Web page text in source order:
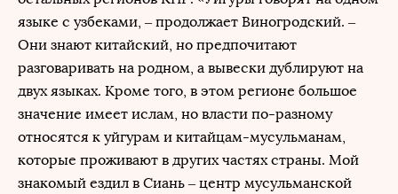
языке с узбеками, – продолжает Виногродский. –
Они знают китайский, но предпочитают
разговаривать на родном, а вывески дублируют на
двух языках. Кроме того, в этом регионе большое
значение имеет ислам, но власти по-разному
относятся к уйгурам и китайцам-мусульманам,
которые проживают в других частях страны. Мой
знакомый ездил в Сиань – центр мусульманской